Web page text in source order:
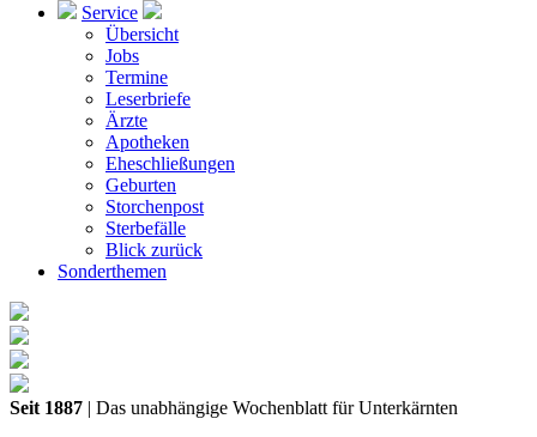
Service
Übersicht
Jobs
Termine
Leserbriefe
Ärzte
Apotheken
Eheschließungen
Geburten
Storchenpost
Sterbefälle
Blick zurück
Sonderthemen
Seit 1887 | Das unabhängige Wochenblatt für Unterkärnten